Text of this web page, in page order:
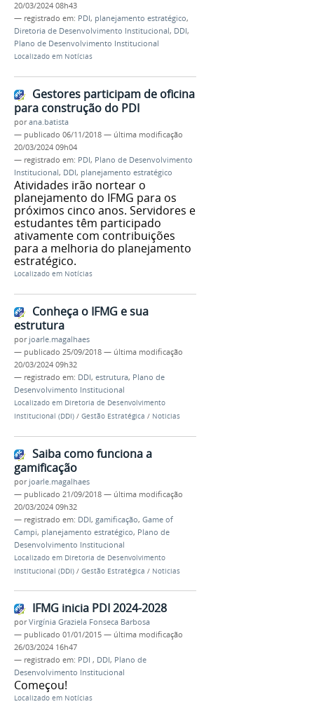
20/03/2024 08h43
— registrado em: PDI, planejamento estratégico,
Diretoria de Desenvolvimento Institucional, DDI,
Plano de Desenvolvimento Institucional
Localizado em Notícias
Gestores participam de oficina
para construção do PDI
porana.batista
— publicado 06/11/2018 — última modificação
20/03/2024 09h04
— registrado em: PDI, Plano de Desenvolvimento
Institucional, DDI, planejamento estratégico
Atividades irão nortear o
planejamento do IFMG para os
próximos cinco anos. Servidores e
estudantes têm participado
ativamente com contribuições
para a melhoria do planejamento
estratégico.
Localizado em Notícias
Conheça o IFMG e sua
estrutura
por joarle.magalhaes
— publicado 25/09/2018 — última modificação
20/03/2024 09h32
— registrado em: DDI, estrutura, Plano de
Desenvolvimento Institucional
Localizado em Diretoria de Desenvolvimento
Institucional (DDI) / Gestão Estratégica / Noticias
Saiba como funciona a
gamificação
por joarle.magalhaes
— publicado 21/09/2018 — última modificação
20/03/2024 09h32
— registrado em: DDI, gamificação, Game of
Campi, planejamento estratégico, Plano de
Desenvolvimento Institucional
Localizado em Diretoria de Desenvolvimento
Institucional (DDI) / Gestão Estratégica / Noticias
IFMG inicia PDI 2024-2028
porVirgínia Graziela Fonseca Barbosa
— publicado 01/01/2015 — última modificação
26/03/2024 16h47
— registrado em: PDI , DDI, Plano de
Desenvolvimento Institucional
Começou!
Localizado em Notícias